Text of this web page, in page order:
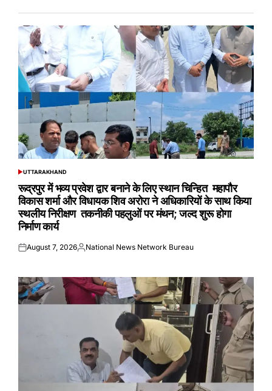
POSTED
UTTARAKHAND
रूद्रपुर में भव्य प्रवेश द्वार बनाने के लिए स्थान चिन्हित महापौर
विकास शर्मा और विधायक शिव अरोरा ने अधिकारियों के साथ किया
स्थलीय निरीक्षण तकनीकी पहलुओं पर मंथन; जल्द शुरू होगा
निर्माण कार्य
Posted
August 7, 2026Posted
National News Network Bureau